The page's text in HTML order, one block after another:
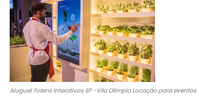
Aluguel Totens Interativos SP -Vila Olímpia Locação para eventos